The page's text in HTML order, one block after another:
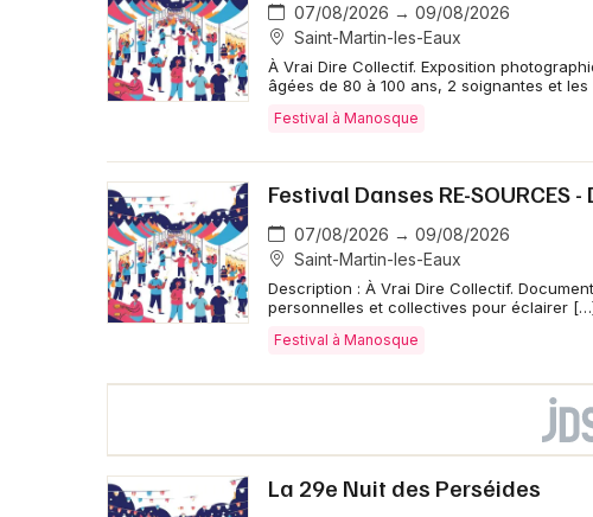
07/08/2026 → 09/08/2026
Saint-Martin-les-Eaux
À Vrai Dire Collectif. Exposition
âgées de 80 à 100 ans, 2 soignantes et
Festival à Manosque
Festival Danses RE-SOURCES
07/08/2026 → 09/08/2026
Saint-Martin-les-Eaux
Description : À Vrai Dire Collectif.
personnelles et collectives pour éclairer
Festival à Manosque
La 29e Nuit des Perséides